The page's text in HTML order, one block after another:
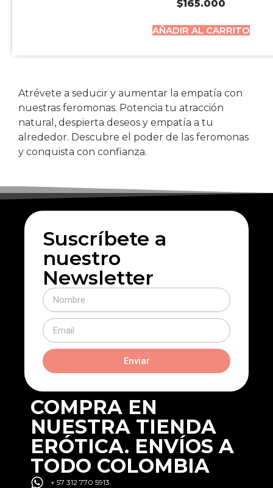
$165.000
AÑADIR AL CARRITO
Atrévete a seducir y aumentar la empatía con
nuestras feromonas. Potencia tu atracción
natural, despierta deseos y empatía a tu
alrededor. Descubre el poder de las feromonas
y conquista con confianza.
Suscríbete a
nuestro
Newsletter
Enviar
COMPRA EN
NUESTRA TIENDA
ERÓTICA. ENVÍOS A
TODO COLOMBIA
+ 57 312 770 5913